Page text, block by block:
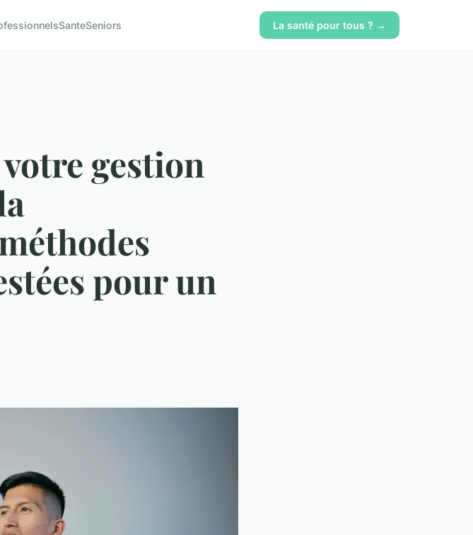
SanteSeniors La santé pour tous ? →
gestion
pour un